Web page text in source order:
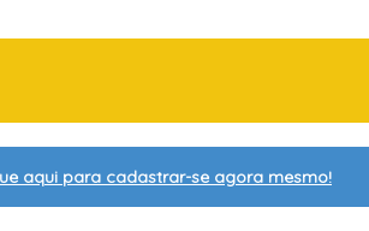
aqui para cadastrar-se agora mesmo!